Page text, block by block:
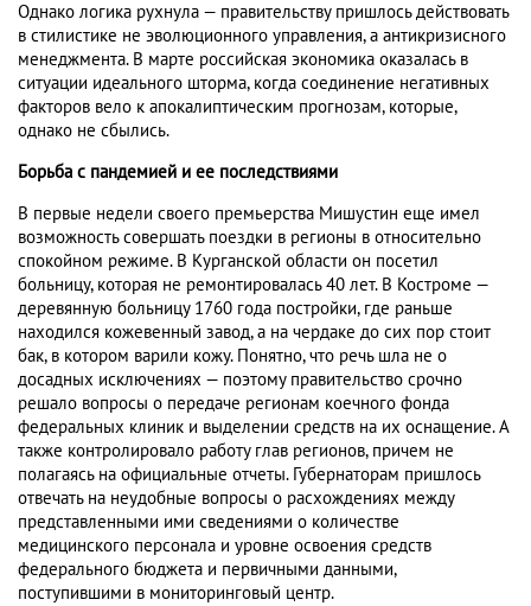
Однако логика рухнула — правительству пришлось действовать
в стилистике не эволюционного управления, а антикризисного
менеджмента. В марте российская экономика оказалась в
ситуации идеального шторма, когда соединение негативных
факторов вело к апокалиптическим прогнозам, которые,
однако не сбылись.
Борьба с пандемией и ее последствиями
В первые недели своего премьерства Мишустин еще имел
возможность совершать поездки в регионы в относительно
спокойном режиме. В Курганской области он посетил
больницу, которая не ремонтировалась 40 лет. В Костроме —
деревянную больницу 1760 года постройки, где раньше
находился кожевенный завод, а на чердаке до сих пор стоит
бак, в котором варили кожу. Понятно, что речь шла не о
досадных исключениях — поэтому правительство срочно
решало вопросы о передаче регионам коечного фонда
федеральных клиник и выделении средств на их оснащение. А
также контролировало работу глав регионов, причем не
полагаясь на официальные отчеты. Губернаторам пришлось
отвечать на неудобные вопросы о расхождениях между
представленными ими сведениями о количестве
медицинского персонала и уровне освоения средств
федерального бюджета и первичными данными,
поступившими в мониторинговый центр.